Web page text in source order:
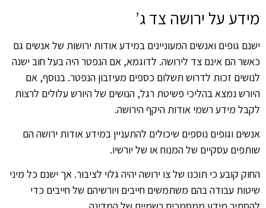
מידע על ירושה צד ג’
ישנם גופים ואנשים המעוניינים במידע אודות ירושות של אנשים גם
כאשר הם אינם צד לירושה. לדוגמא, אם הנפטר היה בעל חוב ישנה
לנושים זכות לדרוש תשלום כספים מעיזבון הנפטר. בנוסף, אם
היורש נמצא בהליכי פשיטת רגל, הנושים של היורש עלולים לרצות
לקבל מידע רשמי אודות היקף הירושה.
אנשים וגופים נוספים שיכולים להתעניין במידע אודות ירושה הם
שותפים עסקיים של המנוח או של יורשיו.
החוק קובע כי תוכנו של צו ירושה יהיה גלוי לציבור. אך ישנם כל מיני
שיטות עבודה בהם משתמשים חייבים ויורשיהם של חייבים כדי